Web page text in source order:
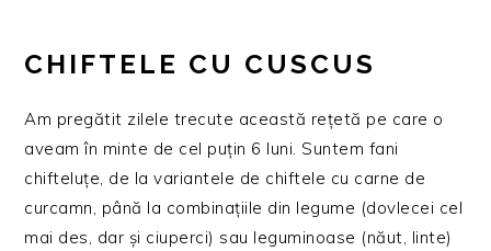
CHIFTELE CU CUSCUS
Am pregătit zilele trecute această rețetă pe care o
aveam în minte de cel puțin 6 luni. Suntem fani
chifteluțe, de la variantele de chiftele cu carne de
curcamn, până la combinațiile din legume (dovlecei cel
mai des, dar și ciuperci) sau leguminoase (năut, linte)